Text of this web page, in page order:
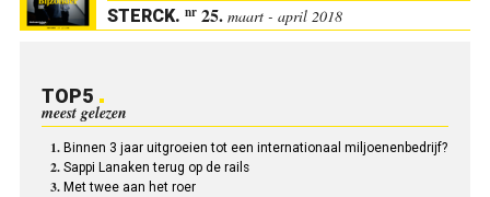
STERCK. nr25. maart - april 2018
TOP5
meest gelezen
Binnen 3 jaar uitgroeien tot een internationaal miljoenenbedrijf?
Sappi Lanaken terug op de rails
Met twee aan het roer